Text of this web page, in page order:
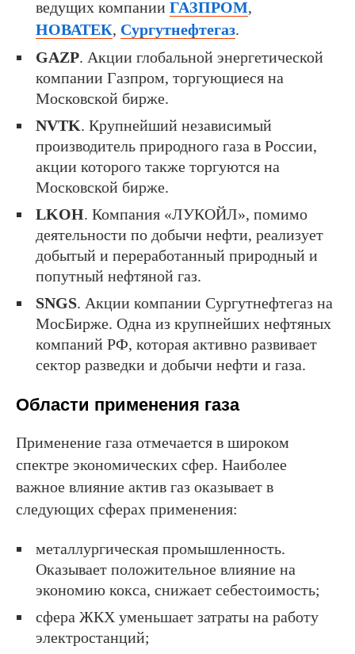
ведущих компании ГАЗПРОМ,
НОВАТЕК, Сургутнефтегаз.
GAZP. Акции глобальной энергетической
компании Газпром, торгующиеся на
Московской бирже.
NVTK. Крупнейший независимый
производитель природного газа в России,
акции которого также торгуются на
Московской бирже.
LKOH. Компания «ЛУКОЙЛ», помимо
деятельности по добычи нефти, реализует
добытый и переработанный природный и
попутный нефтяной газ.
SNGS. Акции компании Сургутнефтегаз на
МосБирже. Одна из крупнейших нефтяных
компаний РФ, которая активно развивает
сектор разведки и добычи нефти и газа.
Области применения газа
Применение газа отмечается в широком
спектре экономических сфер. Наиболее
важное влияние актив газ оказывает в
следующих сферах применения:
металлургическая промышленность.
Оказывает положительное влияние на
экономию кокса, снижает себестоимость;
сфера ЖКХ уменьшает затраты на работу
электростанций;